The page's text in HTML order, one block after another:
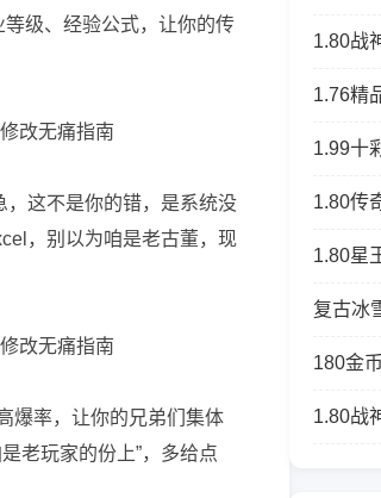
级、经验公式，让你的传
，这不是你的错，是系统没
，别以为咱是老古董，现
爆率，让你的兄弟们集体
老玩家的份上”，多给点
1.80战
1.76精
1.99十
1.80传
1.80星
复古冰
180金
1.80战